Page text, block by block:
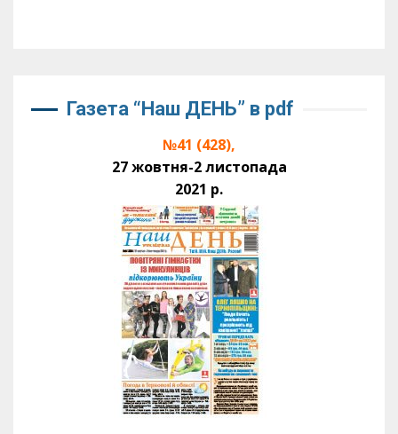
Газета “Наш ДЕНЬ” в pdf
№41 (428),
27 жовтня-2 листопада
2021 р.